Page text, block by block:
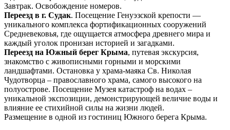
Завтрак. Освобождение номеров.
Переезд в г. Судак. Посещение Генуэзской крепости —
уникального комплекса фортификационных сооружений
Средневековья, где ощущается атмосфера древнего мира и
каждый уголок пронизан историей и загадками.
Переезд на Южный берег Крыма, путевая экскурсия,
знакомство с живописными горными и морскими
ландшафтами. Остановка у храма-маяка Св. Николая
Чудотворца – православного храма, самого высокого на
полуострове. Посещение Музея катастроф на водах –
уникальной экспозиции, демонстрирующей величие воды и
влияние ее стихийной силы на жизни людей.
Размещение в одной из гостиниц Южного берега Крыма.